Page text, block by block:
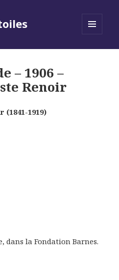
– 1906 –
Renoir
1919)
dans la Fondation Barnes.